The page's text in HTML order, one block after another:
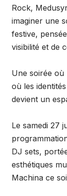
Rock,
imaginer une
festive,
visibilité et de
Une soirée où
où les
devient un
Le samedi 27
DJ sets,
esthétiques
Machina ce